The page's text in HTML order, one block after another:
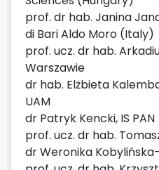
prof. dr hab. Janina
di Bari Aldo Moro (Italy)
prof. ucz. dr hab.
Warszawie
dr hab. Elżbieta
UAM
dr Patryk Kencki, IS PAN
prof. ucz. dr hab. Tomasz
dr Weronika